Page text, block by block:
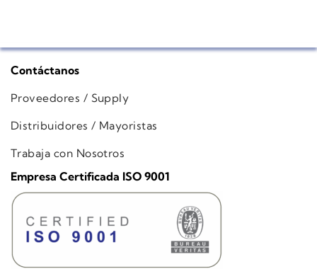
Contáctanos
Proveedores / Supply
Distribuidores / Mayoristas
Trabaja con Nosotros
Empresa Certificada ISO 9001